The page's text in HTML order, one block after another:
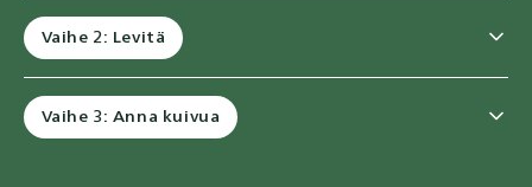
Vaihe 2: Levitä
Vaihe 3: Anna kuivua